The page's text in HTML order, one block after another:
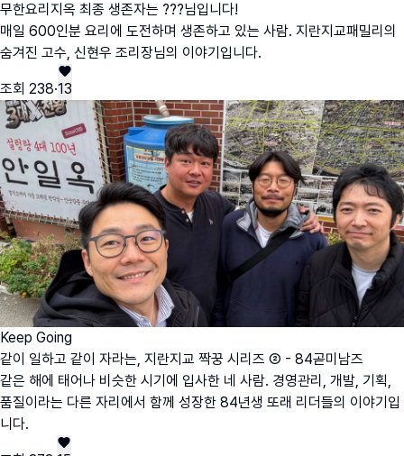
무한요리지옥 최종 생존자는 ???님입니다!
매일 600인분 요리에 도전하며 생존하고 있는 사람. 지란지교패밀리의
숨겨진 고수, 신현우 조리장님의 이야기입니다.
조회 238·13
Keep Going
같이 일하고 같이 자라는, 지란지교 짝꿍 시리즈 ② - 84곧미남즈
같은 해에 태어나 비슷한 시기에 입사한 네 사람. 경영관리, 개발, 기획,
품질이라는 다른 자리에서 함께 성장한 84년생 또래 리더들의 이야기입
니다.